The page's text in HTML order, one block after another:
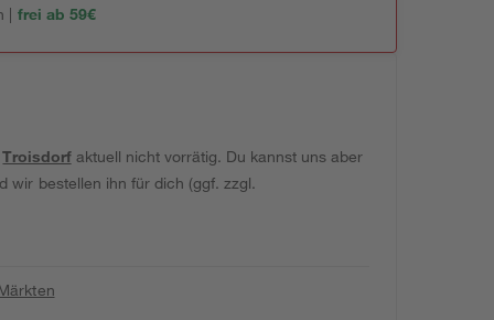
| frei ab 59€
Troisdorfaktuell nicht vorrätig. Du kannst uns aber
wir bestellen ihn für dich (ggf. zzgl.